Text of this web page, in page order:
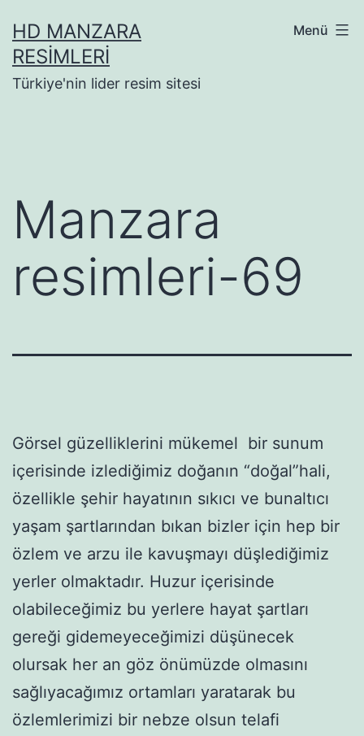
geçHD MANZARA
RESIMLERI
Türkiye'nin lider resim sitesi
Menü
Manzara
resimleri-69
Görsel güzelliklerini mükemel bir sunum
içerisinde izlediğimiz doğanın “doğal”hali,
özellikle şehir hayatının sıkıcı ve bunaltıcı
yaşam şartlarından bıkan bizler için hep bir
özlem ve arzu ile kavuşmayı düşlediğimiz
yerler olmaktadır. Huzur içerisinde
olabileceğimiz bu yerlere hayat şartları
gereği gidemeyeceğimizi düşünecek
olursak her an göz önümüzde olmasını
sağlıyacağımız ortamları yaratarak bu
özlemlerimizi bir nebze olsun telafi